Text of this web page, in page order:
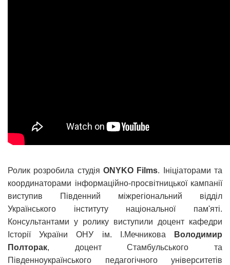
Ролик розробила студія ONYKO Films. Ініціаторами та
координаторами інформаційно-просвітницької кампанії
виступив Південний міжрегіональний відділ
Українського інституту національної пам'яті.
Консультантами у ролику виступили доцент кафедри
Історії України ОНУ ім. І.Мечникова
Володимир
Полторак, доцент Стамбульського та
Південноукраїнського педагогічного університетів